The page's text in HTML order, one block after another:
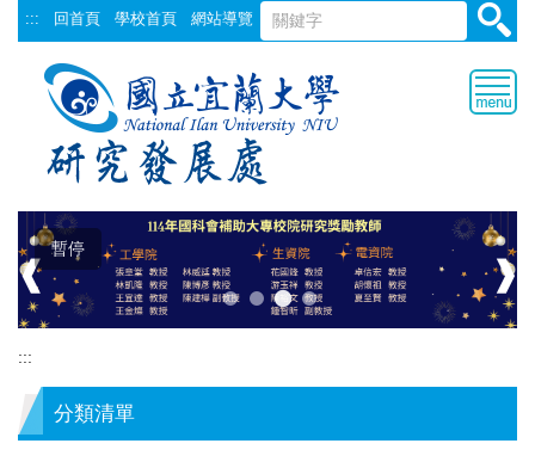
跳
到
::: 回首頁 學校首頁 網站導覽
暫停
❰ ❱
:::
分類清單